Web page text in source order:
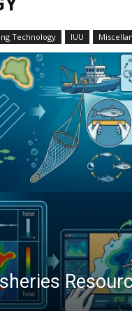
Technology IUU